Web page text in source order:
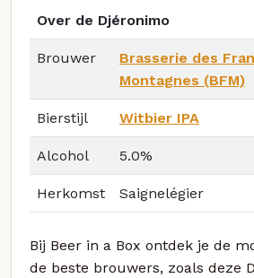
Over de Djéronimo
Brouwer
Brasserie des
Montagnes (BFM)
Bierstijl Witbier IPA
Alcohol 5.0%
Herkomst Saignelégier
Bij Beer in a Box ontdek je de
de beste brouwers, zoals deze